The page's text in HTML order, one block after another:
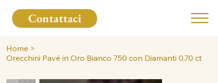
Contattaci
Home >
Orecchini Pavé in Oro Bianco 750 con Diamanti 0,70 ct